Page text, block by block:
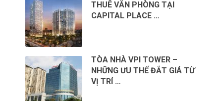
THUÊ VĂN PHÒNG TẠI
CAPITAL PLACE …
TÒA NHÀ VPI TOWER –
NHỮNG ƯU THẾ ĐẮT GIÁ TỪ
VỊ TRÍ …